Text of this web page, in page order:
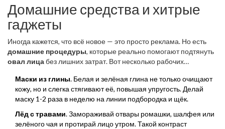
Домашние средства и хитрые
гаджеты
Иногда кажется, что всё новое — это просто реклама. Но есть
домашние процедуры, которые реально помогают подтянуть
овал лицабез лишних затрат. Вот несколько рабочих
Маски из глины. Белая и зелёная глина не только очищают
кожу, но и слегка стягивают её, повышая упругость. Делай
маску 1-2 раза в неделю на линии подбородка и щёк.
Лёд с травами. Замораживай отвары ромашки, шалфея или
зелёного чая и протирай лицо утром. Такой контраст